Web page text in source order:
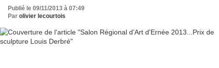
Publié le 09/11/2013 à 07:49
Par olivier lecourtois